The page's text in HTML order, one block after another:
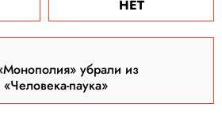
НЕТ
убрали из
паука»